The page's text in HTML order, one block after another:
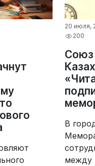
20 июля,
200
Союз
В
между